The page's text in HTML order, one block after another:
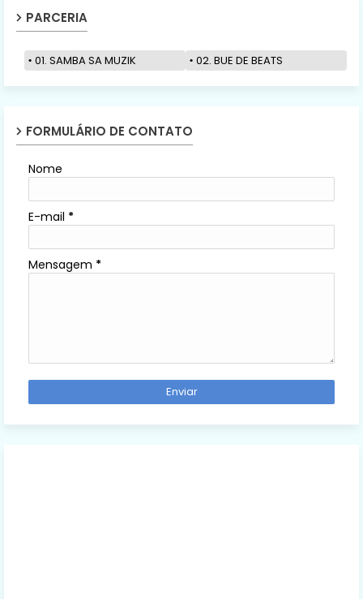
PARCERIA
01. SAMBA SA MUZIK 02. BUE DE BEATS
FORMULÁRIO DE CONTATO
Nome
E-mail *
Mensagem *